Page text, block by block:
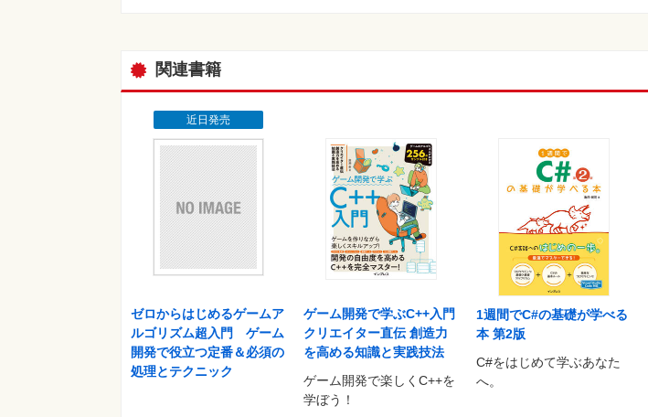
関連書籍
近日発売
ゼロからはじめるゲームア
ルゴリズム超入門 ゲーム
開発で役立つ定番＆必須の
処理とテクニック
ゲーム開発で学ぶC++入門
クリエイター直伝 創造力
を高める知識と実践技法
ゲーム開発で楽しくC++を
学ぼう！
1週間でC#の基礎が学べる
本 第2版
C#をはじめて学ぶあなた
へ。